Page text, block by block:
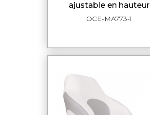
ajustable en hauteur
OCE-MA773-1